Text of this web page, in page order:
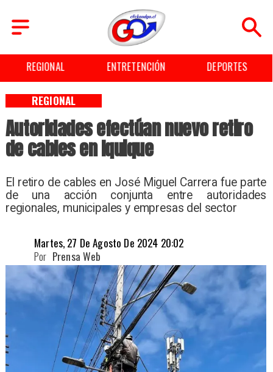
REGIONAL ENTRETENCIÓN DEPORTES
Autoridades efectúan nuevo retiro
de cables en Iquique
El retiro de cables en José Miguel Carrera fue parte
de una acción conjunta entre autoridades
regionales, municipales y empresas del sector
REGIONAL
Martes, 27 De Agosto De 2024 20:02
Prensa Web
Por